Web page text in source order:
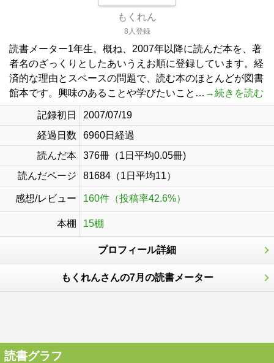
もくれん
8人登録
読書メーター1年生。概ね、2007年以降に読んだ本を、著
者名のざっくりとしたあいうえお順に登録しています。経
済的な理由とスペースの問題で、読む本のほとんどが図書
館本です。興味のあることや学びたいこと… →続きを読む
記録初日
2007/07/19
経過日数
6960日経過
読んだ本
376冊（1日平均0.05冊)
読んだページ
81684（1日平均11）
感想/レビュー 160件（投稿率42.6%）
本棚 15棚
プロフィール詳細
もくれんさんの7月の読書メーター
読書グラフ